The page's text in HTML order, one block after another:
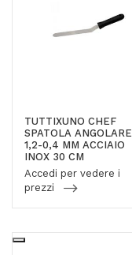
TUTTIXUNO CHEF
SPATOLA ANGOLARE
1,2-0,4 MM ACCIAIO
INOX 30 CM
Accedi per vedere i
prezzi